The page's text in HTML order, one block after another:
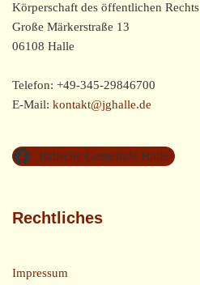
Körperschaft des öffentlichen Rechts
Große Märkerstraße 13
06108 Halle
Telefon: +49-345-29846700
E-Mail: kontakt@jghalle.de
Jüdische Gemeinde Halle
Rechtliches
Impressum